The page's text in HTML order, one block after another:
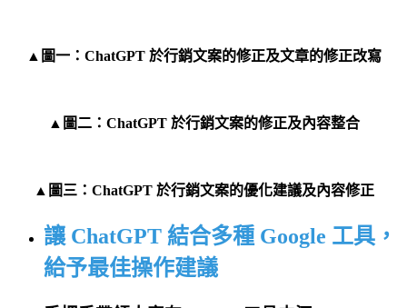
▲圖一： ChatGPT 於行銷文案的修正及文章的修正改寫
▲圖二： ChatGPT 於行銷文案的修正及內容整合
▲圖三： ChatGPT 於行銷文案的優化建議及內容修正
讓 ChatGPT 結合多種 Google 工具，
給予最佳操作建議